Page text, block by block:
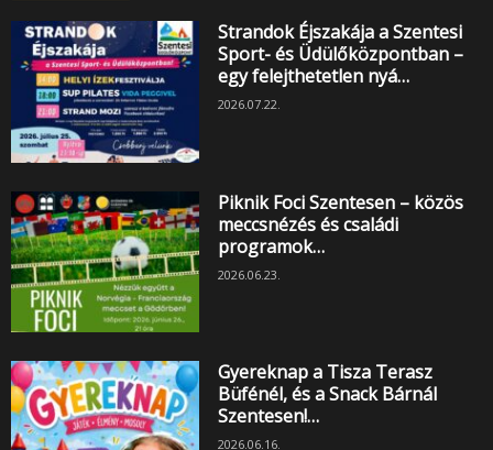
Strandok Éjszakája a Szentesi
Sport- és Üdülőközpontban –
egy felejthetetlen nyá…
2026.07.22.
Piknik Foci Szentesen – közös
meccsnézés és családi
programok…
2026.06.23.
Gyereknap a Tisza Terasz
Büfénél, és a Snack Bárnál
Szentesen!…
2026.06.16.